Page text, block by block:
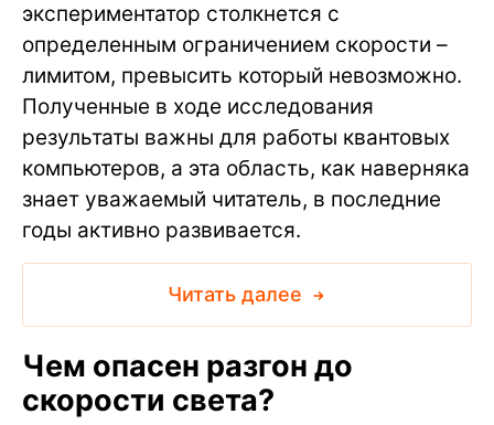
экспериментатор столкнется с
определенным ограничением скорости –
лимитом, превысить который невозможно.
Полученные в ходе исследования
результаты важны для работы квантовых
компьютеров, а эта область, как наверняка
знает уважаемый читатель, в последние
годы активно развивается.
Читать далее
Чем опасен разгон до
скорости света?